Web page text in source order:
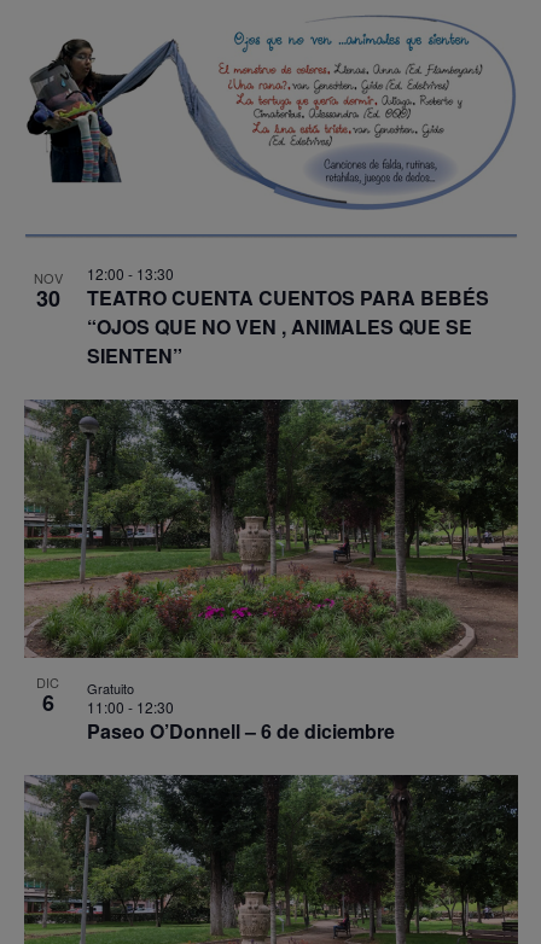
NOV
30
TEATRO CUENTA CUENTOS PARA BEBÉS
“OJOS QUE NO VEN , ANIMALES QUE SE
SIENTEN”
12:00 - 13:30
DIC
6
Paseo O’Donnell – 6 de diciembre
11:00 - 12:30
Gratuito